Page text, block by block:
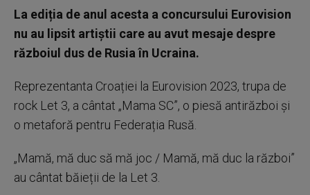
La ediția de anul acesta a concursului Eurovision
nu au lipsit artiștii care au avut mesaje despre
războiul dus de Rusia în Ucraina.
Reprezentanta Croației la Eurovision 2023, trupa de
rock Let 3, a cântat „Mama SC”, o piesă antirăzboi și
o metaforă pentru Federația Rusă.
„Mamă, mă duc să mă joc / Mamă, mă duc la război”
au cântat băieții de la Let 3.